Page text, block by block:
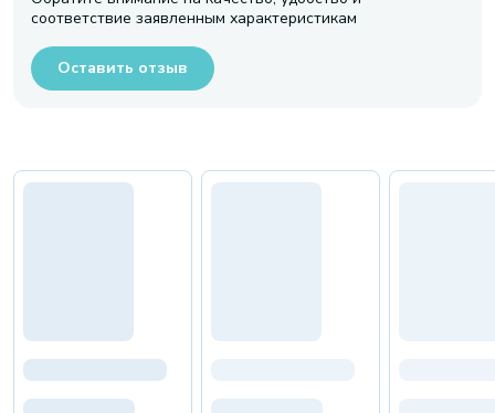
соответствие заявленным характеристикам
Оставить отзыв